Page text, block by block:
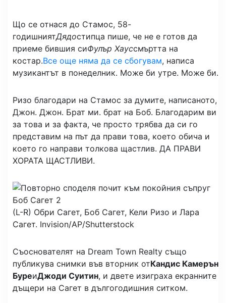
Що се отнася до Стамос, 58-
годишниятДядостипца пише, че не е готов да
приеме бившия сиФулър Хауссмъртта на
костар.Все още няма да се сбогувам, написа
музикантът в понеделник. Може би утре. Може би.
Ризо благодари на Стамос за думите, написаното,
Джон. Джон. Брат ми. брат на Боб. Благодарим ви
за това и за факта, че просто трябва да си го
представим на път да прави това, което обича и
което го направи толкова щастлив. ДА ПРАВИ
ХОРАТА ЩАСТЛИВИ.
(L-R) Обри Сагет, Боб Сагет, Кели Ризо и Лара
Сагет. Invision/AP/Shutterstock
Съоснователят на Dream Town Realty също
публикува снимки във вторник отКандис Камерън
БуреиДжоди Суитин, и двете изиграха екранните
дъщери на Сагет в дългогодишния ситком.